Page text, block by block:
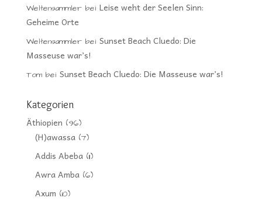
Weltensammlerbei Leise weht der Seelen Sinn:
Geheime Orte
Weltensammlerbei Sunset Beach Cluedo: Die
Masseuse war’s!
Tombei Sunset Beach Cluedo: Die Masseuse war’s!
Kategorien
Äthiopien (96)
(H)awassa(7)
Addis Abeba(11)
Awra Amba(6)
Axum (10)